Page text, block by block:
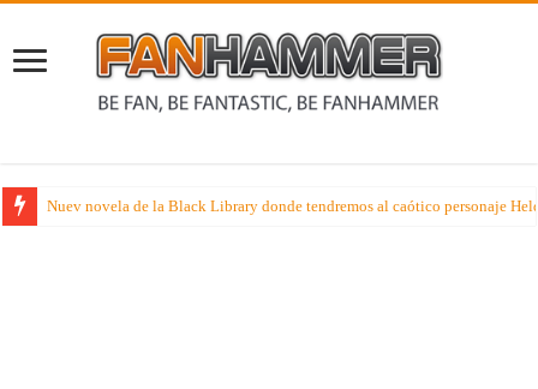
Nuev novela de la Black Library donde tendremos al caótico personaje